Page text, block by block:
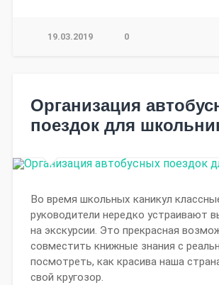
19.03.2019 0
Организация
поездок для
Во время школьных каникул
руководители нередко устраивают
на экскурсии. Это прекрасная
совместить книжные знания с
посмотреть, как красива наша
свой кругозор.